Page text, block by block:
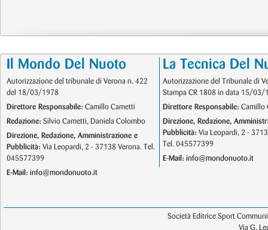
Il Mondo Del Nuoto
Autorizzazione del tribunale di Verona n. 422
del 18/03/1978
Direttore Responsabile: Camillo Cametti
Redazione: Silvio Cametti, Daniela Colombo
Direzione, Redazione, Amministrazione e
Pubblicità: Via Leopardi, 2 - 37138 Verona. Tel.
045577399
E-Mail: info@mondonuoto.it
La Tecnica Del
Autorizzazione del Tribunale di
Stampa CR 1808 in data 15/03/
Direttore Responsabile: Camillo
Direzione, Redazione,
Pubblicità: Via Leopardi, 2 -
Tel. 045577399
E-Mail: info@mondonuoto.it
Società Editrice Sport
Via G.